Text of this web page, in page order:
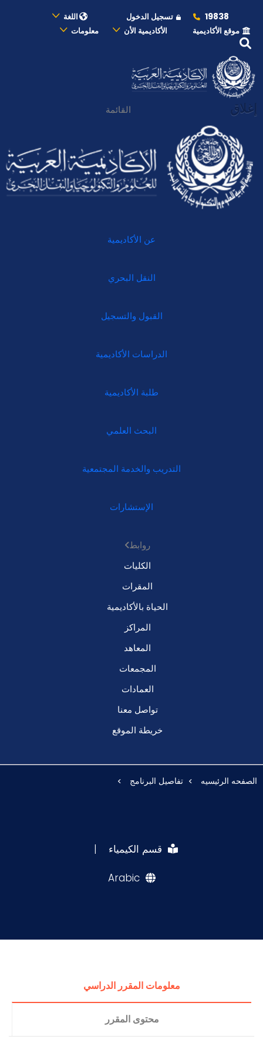
19838 تسجيل الدخول
اللغة
موقع الأكاديمية
الأكاديمية الأن معلومات
إغلاق القائمة
عن الأكاديمية
النقل البحري
القبول والتسجيل
الدراسات الأكاديمية
طلبة الأكاديمية
البحث العلمي
التدريب والخدمة المجتمعية
الإستشارات
روابط
الكليات
المقرات
الحياة بالأكاديمية
المراكز
المعاهد
المجمعات
العمادات
تواصل معنا
خريطة الموقع
الصفحه الرئيسيه تفاصيل البرنامج
قسم الكيمياء |
Arabic
معلومات المقرر الدراسي
محتوى المقرر